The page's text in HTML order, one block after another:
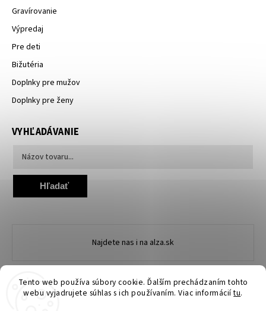
Tento web používa súbory cookie. Ďalším prechádzaním tohto
webu vyjadrujete súhlas s ich používaním. Viac informáciítu.
Gravírovanie
Výpredaj
Pre deti
Bižutéria
Doplnky pre mužov
Doplnky pre ženy
VYHĽADÁVANIE
Hľadať
Najdete nas i na alza.sk